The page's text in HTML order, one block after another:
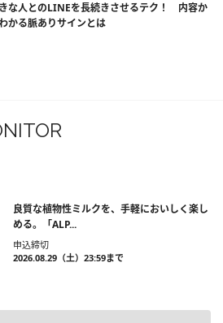
な人とのLINEを長続きさせるテク！ 内容か
かる脈ありサインとは
良質な植物性ミルクを、手軽においしく楽し
める。「ALP...
申込締切
2026.08.29（土）23:59まで